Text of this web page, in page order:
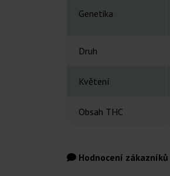
Genetika
Druh
Květení
Obsah THC
Hodnocení zákazníků